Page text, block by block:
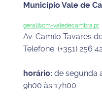
Município Vale de
geral@cm-valedecambra.pt
Av. Camilo Tavares
Telefone: (+351) 256
horário: de segunda
9h00 às 17h00